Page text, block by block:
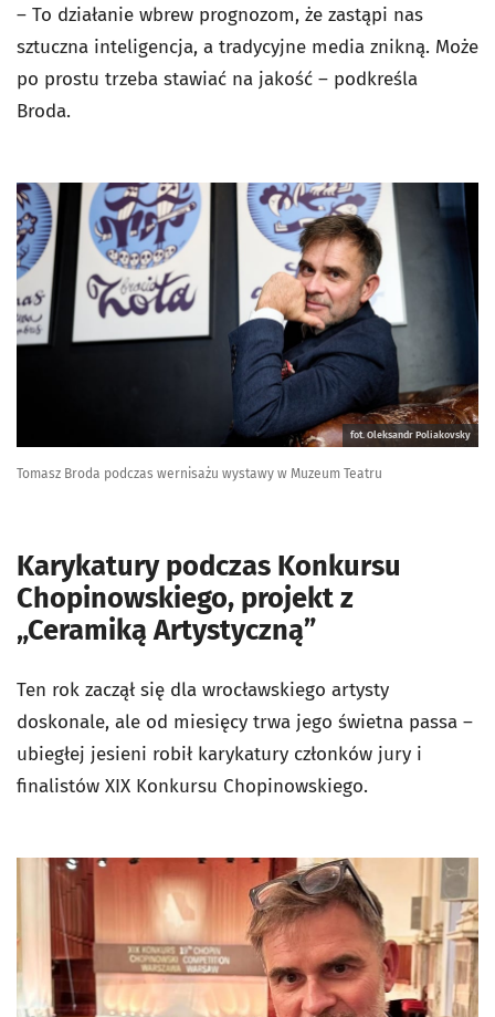
– To działanie wbrew prognozom, że zastąpi nas
sztuczna inteligencja, a tradycyjne media znikną. Może
po prostu trzeba stawiać na jakość – podkreśla
Broda.
fot. Oleksandr Poliakovsky
Tomasz Broda podczas wernisażu wystawy w Muzeum Teatru
Karykatury podczas Konkursu
Chopinowskiego, projekt z
„Ceramiką Artystyczną”
Ten rok zaczął się dla wrocławskiego artysty
doskonale, ale od miesięcy trwa jego świetna passa –
ubiegłej jesieni robił karykatury członków jury i
finalistów XIX Konkursu Chopinowskiego.